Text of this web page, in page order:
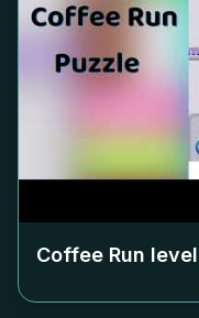
Coffee Run level